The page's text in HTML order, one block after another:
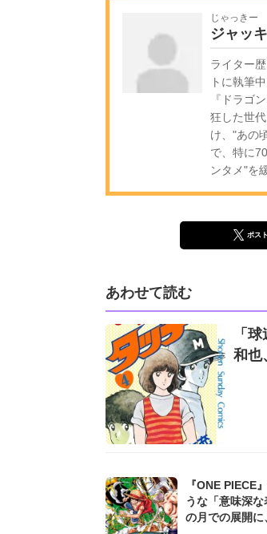
じゃっきー
ジャッ
ライター
トに執筆
『ドラゴ
狂した世
け、"あの
で、特に
ンタメ"を
ポスト
あわせて読む
「
和也
『ONE PIECE
うな「意味深
の月での展開